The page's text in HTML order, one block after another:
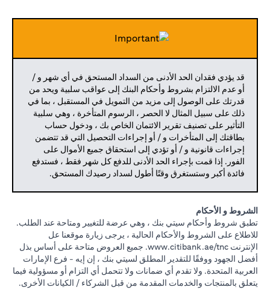
قد يؤدي فقدان الحد الأدنى من السداد المستحق في أي شهر و /
أو عدم الالتزام بشروط وأحكام البنك إلى عواقب سلبية ويحد من
قدرتك على الوصول إلى مزيد من التمويل في المستقبل ، بما في
ذلك على سبيل المثال لا الحصر ، الرسوم المتأخرة ، وهي سلبية
التأثير على تصنيف تقرير الائتمان الخاص بك ، ودخول حساب
بطاقتك إلى المتأخرات و / أو إجراءات التحصيل التي قد تتضمن
إجراءات قانونية و / أو تؤدي إلى استحقاق جميع الأموال على
الفور. إذا قمت بإجراء الحد الأدنى للدفع كل شهر فقط ، فستدفع
فائدة أكبر وستستغرق وقتًا أطول لسداد رصيدك المستحق.
الشروط و الأحكام
تطبق شروط وأحكام سيتي بنك ، وهي عرضة للتغيير ومتاحة عند الطلب.
للاطلاع على الشروط والأحكام الحالية ، يرجى زيارة موقعنا عل
الإنترنت www.citibank.ae/tnc. جميع العروض متاحة على أساس بذل
أفضل الجهود ووفقًا للتقدير المطلق لسيتي بنك ، إن إيه - فرع الإمارات
العربية المتحدة. ولا تقدم أي ضمانات ولا تتحمل أي التزام أو مسؤولية فيما
يتعلق بالمنتجات والخدمات المقدمة من قبل الشركاء / الكيانات الأخرى.